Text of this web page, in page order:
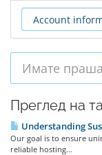
Преглед на
Understanding
Our goal is to ensure
reliable hosting...